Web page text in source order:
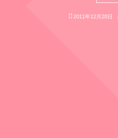
2011年12月20日